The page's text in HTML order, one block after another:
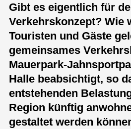
Gibt es eigentlich für
Verkehrskonzept? Wie
Touristen und Gäste
gemeinsames
Mauerpark-
Halle beabsichtigt, so
entstehenden
Region künftig
gestaltet werden